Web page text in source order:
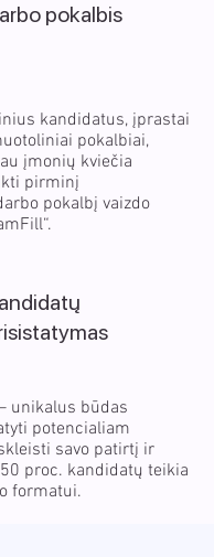
pokalbis
kandidatus, įprastai
pokalbiai,
įmonių kviečia
pirminį
pokalbį vaizdo
unikalus būdas
potencialiam
savo patirtį ir
proc. kandidatų teikia
formatui.